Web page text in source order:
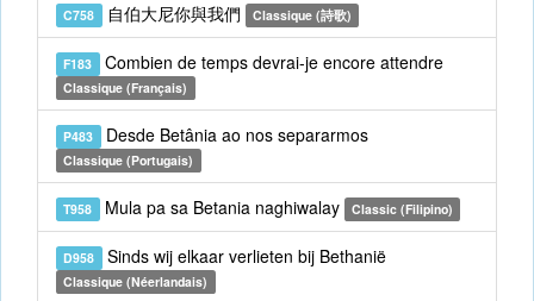
C758 自伯大尼你與我們 Classique (詩歌)
F183 Combien de temps devrai-je encore attendre
Classique (Français)
P483 Desde Betânia ao nos separarmos
Classique (Portugais)
T958 Mula pa sa Betania naghiwalay Classic (Filipino)
D958 Sinds wij elkaar verlieten bij Bethanië
Classique (Néerlandais)